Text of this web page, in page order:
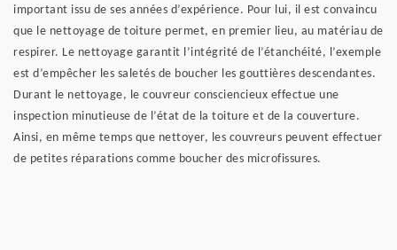
important issu de ses années d’expérience. Pour lui, il est convaincu
que le nettoyage de toiture permet, en premier lieu, au matériau de
respirer. Le nettoyage garantit l’intégrité de l’étanchéité, l’exemple
est d’empêcher les saletés de boucher les gouttières descendantes.
Durant le nettoyage, le couvreur consciencieux effectue une
inspection minutieuse de l’état de la toiture et de la couverture.
Ainsi, en même temps que nettoyer, les couvreurs peuvent effectuer
de petites réparations comme boucher des microfissures.